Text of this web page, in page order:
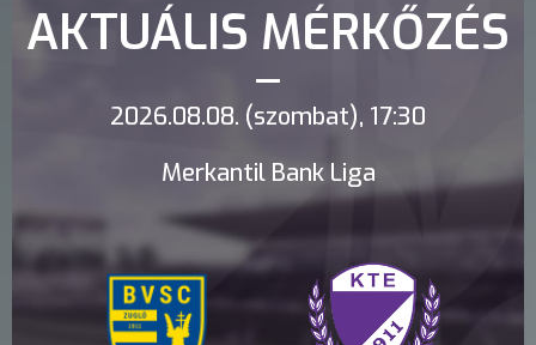
AKTUÁLIS MÉRKŐZÉS
2026.08.08. (szombat), 17:30
Merkantil Bank Liga